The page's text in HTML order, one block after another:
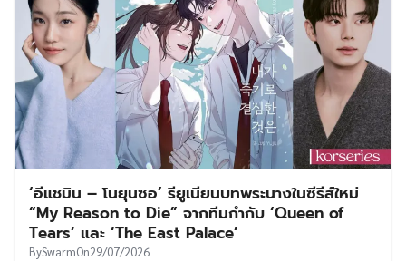
‘อีแชมิน – โนยุนซอ’ รียูเนียนบทพระนางในซีรีส์ใหม่
“My Reason to Die” จากทีมกำกับ ‘Queen of
Tears’ และ ‘The East Palace’
BySwarmOn29/07/2026